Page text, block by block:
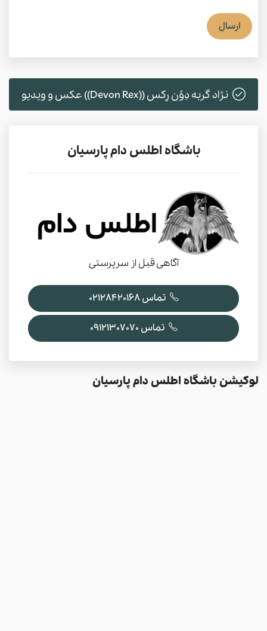
ارسال
نژاد گربه دِوُن رِکس ((Devon Rex)) عکس و ویدیو
باشگاه اطلس دام پارسیان
آگاهی قبل از سرپرستی
تماس 02128420168
تماس 09121307070
لوکیشن باشگاه اطلس دام پارسیان